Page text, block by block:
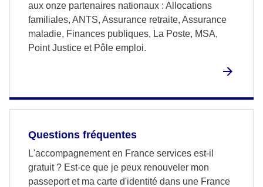
aux onze partenaires nationaux : Allocations
familiales, ANTS, Assurance retraite, Assurance
maladie, Finances publiques, La Poste, MSA,
Point Justice et Pôle emploi.
Questions fréquentes
L'accompagnement en France services est-il
gratuit ? Est-ce que je peux renouveler mon
passeport et ma carte d'identité dans une France